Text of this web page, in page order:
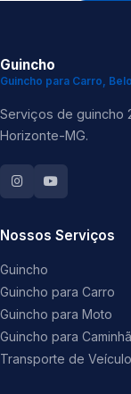
Guincho
Guincho para Carro,
Serviços de guincho
Horizonte-MG.
Nossos Serviços
Guincho
Guincho para Carro
Guincho para Moto
Guincho para
Transporte de